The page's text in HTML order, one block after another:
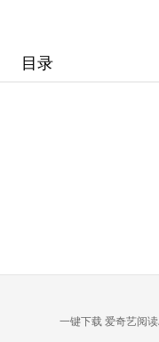
目录
一键下载 爱奇艺阅